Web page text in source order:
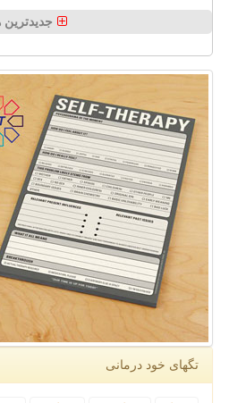
جدیدترین
تگهای خود درمانی